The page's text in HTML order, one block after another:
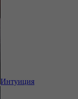
Интуиция